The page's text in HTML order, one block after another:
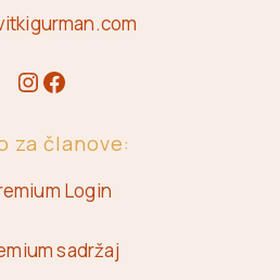
za članove:
Login
sadržaj